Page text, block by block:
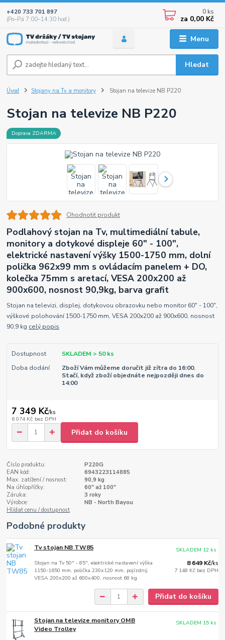
Menu
Hledat
+420 733 701 897
(Po–Pá 7:00–14:30 hod.)
0 ks
za 0,00 Kč
Úvod Stojany na Tv a monitory Stojan na televize NB P220
Stojan na televize NB P220
Doprava ZDARMA
Ohodnotit produkt
Podlahový stojan na Tv, multimediální tabule,
monitory a dotykové displeje 60" - 100",
elektrické nastavení výšky 1500-1750 mm, dolní
polička 962x99 mm s ovládacím panelem + DO,
kolečka 75mm s aretací, VESA 200x200 až
900x600, nosnost 90,9kg, barva grafit
Stojan na televizi, displej, dotykovou obrazovku nebo monitor 60" - 100",
výškové polohování 1500-1750 mm, VESA 200x200 až 900x600, nosnost
90,9 kg celý popis
Dostupnost
SKLADEM > 50 ks
Doba dodání
Zboží Vám můžeme doručit již zítra do 16:00.
Stačí, když zboží objednáte nejpozději dnes do
14:00
7 349 Kč/ks
6 074 Kč bez DPH
Přidat do košíku
Číslo produktu:
P220G
EAN kód:
6943223114885
Max. zatížení / nosnost:
90,9 kg
Na úhlopříčky:
60" až 100"
Záruka:
3 roky
Výrobce:
NB - North Bayou
Hlídat cenu / dostupnost
Podobné produkty
Tv stojan NB TW85
Stojan na Tv 50" - 85", elektrické nastavení výška
1150-1650 mm, polička 230x120 mm, pojízdný,
VESA 200x200 až 600x400, nosnost 68 kg
8 649 Kč/ks
7 148 Kč bez DPH
SKLADEM 12 ks
Přidat do košíku
Stojan na televize monitory OMB
Video Trolley
SKLADEM 15 ks